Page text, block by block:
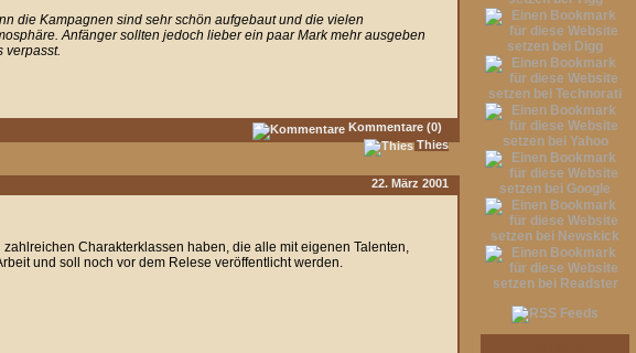
die Kampagnen sind sehr schön aufgebaut und die vielen
Anfänger sollten jedoch lieber ein paar Mark mehr ausgeben
verpasst.
Kommentare (0)
Thies
22. März 2001
Charakterklassen haben, die alle mit eigenen Talenten,
und soll noch vor dem Relese veröffentlicht werden.